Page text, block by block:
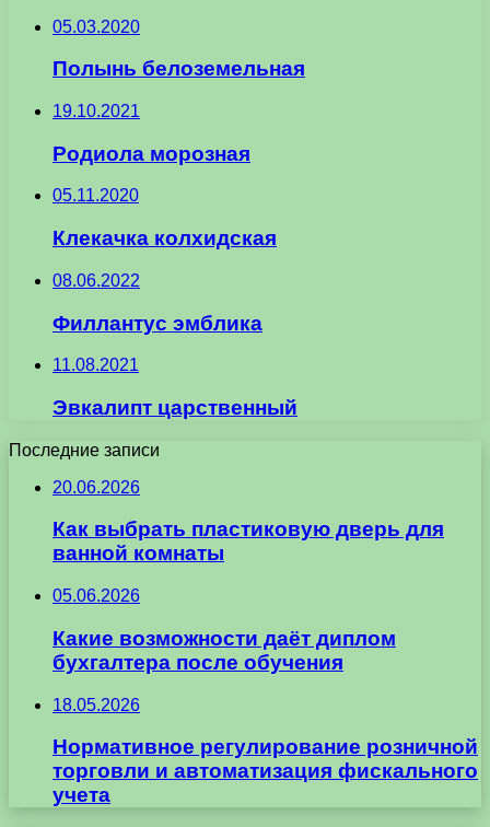
05.03.2020
Полынь белоземельная
19.10.2021
Родиола морозная
05.11.2020
Клекачка колхидская
08.06.2022
Филлантус эмблика
11.08.2021
Эвкалипт царственный
Последние записи
20.06.2026
Как выбрать пластиковую дверь для
ванной комнаты
05.06.2026
Какие возможности даёт диплом
бухгалтера после обучения
18.05.2026
Нормативное регулирование розничной
торговли и автоматизация фискального
учета